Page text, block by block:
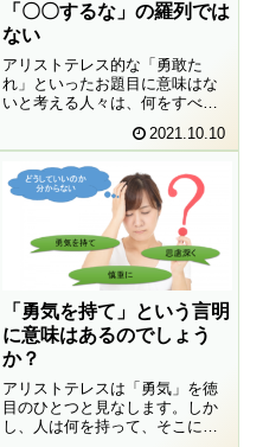
「〇〇するな」の羅列では
ない
アリストテレス的な「勇敢た
れ」といったお題目に意味はな
いと考える人々は、何をすべき
について、もっと具体的な行為
しかし、それとてやはり抽象的
過ぎると私は思うのです。よく
見られるカント解釈をもとにそ
の問題点について明らかにして
いきたいと思います。
2021.10.10
「勇気を持て」という言明
に意味はあるのでしょう
か？
アリストテレスは「勇気」を徳
目のひとつと見なします。しか
し、人は何を持って、そこに